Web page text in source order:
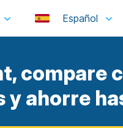
Español
compare
y ahorre